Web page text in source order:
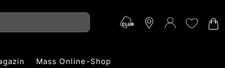
Mass Online-Shop